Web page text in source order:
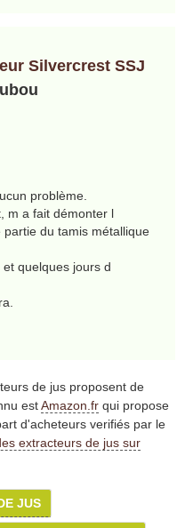
Silvercrest SSJ
problème.
m a fait démonter l
partie du tamis métallique
quelques jours d
de jus proposent de
estAmazon.fr qui propose
d'acheteurs verifiés par le
extracteurs de jus sur
JUS